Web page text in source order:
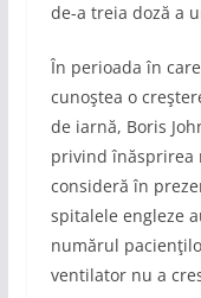
de-a treia doză a
În perioada în
cunoştea o
de iarnă, Boris
privind înăsprirea
consideră în
spitalele engleze
numărul
ventilator nu a